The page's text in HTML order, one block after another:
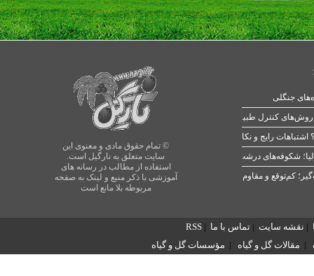
© تمام حقوق مادی و معنوی این
سایت متعلق به نارگیل است.
استفاده از مطالب در رسانه های
آموزشی با ذکر منبع و لینک به صفحه
مربوطه بلا مانع است
جنگلی
رایج و نکات طلایی
شکوفه‌های درشت در بهار
| نقشه سایت | تماس با ما |
RSS
| مقالات گل و گیاه | مؤسسات گل و گیاه